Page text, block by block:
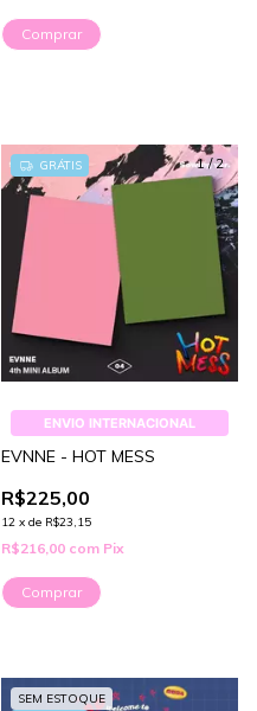
Comprar
1/2
GRÁTIS
ENVIO INTERNACIONAL
EVNNE - HOT MESS
R$225,00
12 x de R$23,15
R$216,00 com Pix
Comprar
SEM ESTOQUE